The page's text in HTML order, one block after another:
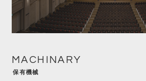
MACHINARY
保有機械